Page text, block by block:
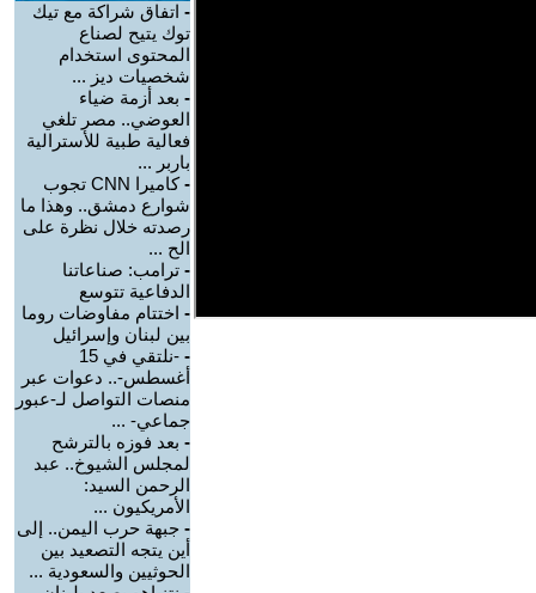
- اتفاق شراكة مع تيك
توك يتيح لصناع
المحتوى استخدام
شخصيات ديز ...
- بعد أزمة ضياء
العوضي.. مصر تلغي
فعالية طبية للأسترالية
باربر ...
-
كاميرا CNN تجوب
شوارع دمشق.. وهذا ما
رصدته خلال نظرة على
الح ...
- ترامب: صناعاتنا
الدفاعية تتوسع
- اختتام مفاوضات روما
بين لبنان وإسرائيل
-
-نلتقي في 15
أغسطس-.. دعوات عبر
منصات التواصل لـ-عبور
جماعي- ...
- بعد فوزه بالترشح
لمجلس الشيوخ.. عبد
الرحمن السيد:
الأمريكيون ...
- جبهة حرب اليمن.. إلى
أين يتجه التصعيد بين
الحوثيين والسعودية ...